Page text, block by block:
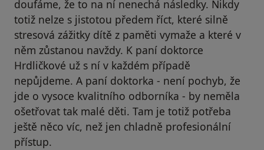
doufáme, že to na ní nenechá následky. Nikdy
totiž nelze s jistotou předem říct, které silně
stresová zážitky dítě z paměti vymaže a které v
něm zůstanou navždy. K paní doktorce
Hrdličkové už s ní v každém případě
nepůjdeme. A paní doktorka - není pochyb, že
jde o vysoce kvalitního odborníka - by neměla
ošetřovat tak malé děti. Tam je totiž potřeba
ještě něco víc, než jen chladně profesionální
přístup.